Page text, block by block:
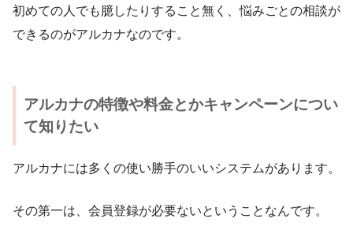
初めての人でも臆したりすること無く、悩みごとの相談が
できるのがアルカナなのです。
アルカナの特徴や料金とかキャンペーンについ
て知りたい
アルカナには多くの使い勝手のいいシステムがあります。
その第一は、会員登録が必要ないということなんです。